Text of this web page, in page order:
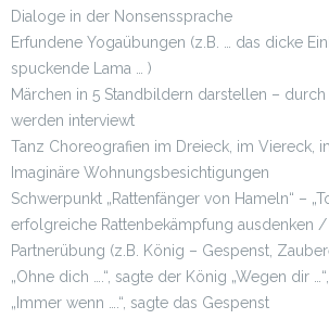
Dialoge in der Nonsenssprache
Erfundene Yogaübungen (z.B. … das dicke
spuckende Lama … )
Märchen in 5 Standbildern darstellen –
werden interviewt
Tanz Choreografien im Dreieck, im Viereck,
Imaginäre Wohnungsbesichtigungen
Schwerpunkt „Rattenfänger von Hameln“ –
erfolgreiche Rattenbekämpfung ausdenken
Partnerübung (z.B. König – Gespenst,
„Ohne dich ….“, sagte der König „Wegen dir
„Immer wenn ….“, sagte das Gespenst